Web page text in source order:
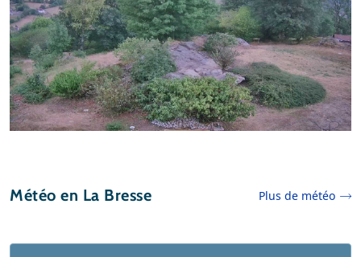
Météo en La Bresse Plus de météo